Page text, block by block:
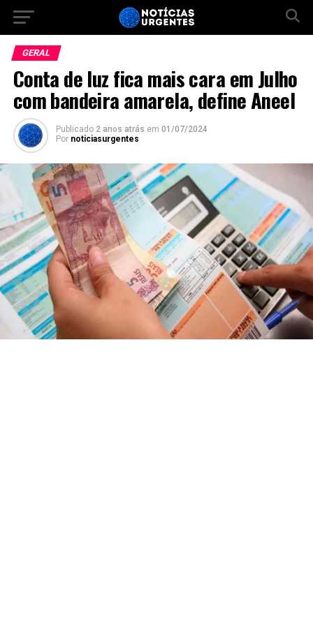
GERAL
Conta de luz fica mais cara em Julho
com bandeira amarela, define Aneel
Publicado 2 anos atrás em 01/07/2024
Por noticiasurgentes